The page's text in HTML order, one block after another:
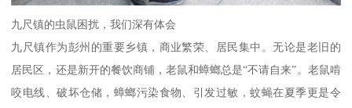
九尺镇的虫鼠困扰，我们深有体会
九尺镇作为彭州的重要乡镇，商业繁荣、居民集中。无论是老旧的
居民区，还是新开的餐饮商铺，老鼠和蟑螂总是“不请自来”。老鼠啃
咬电线、破坏仓储，蟑螂污染食物、引发过敏，蚊蝇在夏季更是令